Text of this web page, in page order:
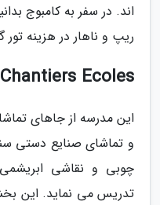
اند. در سفر به کامبوج
ریپ و ناهار در هزینه
Ecoles
این مدرسه از جاهای
و تماشای صنایع دستی
چوبی و نقاشی
تدریس می نماید. این